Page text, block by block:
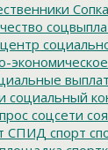
Сопка
социальный
соцсети соя
СПИД спорт